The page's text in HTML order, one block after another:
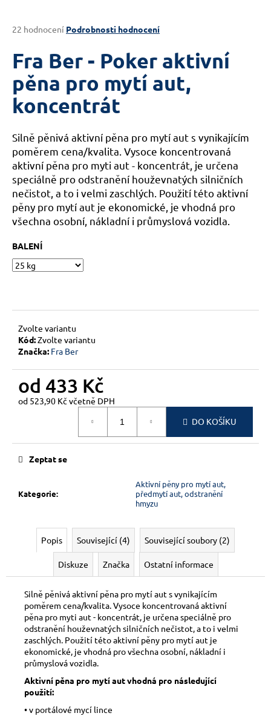
Průměrné
produktu
je
5
hvězdiček.
22 hodnocení Podrobnosti hodnocení
Fra Ber - Poker aktivní
pěna pro mytí aut,
koncentrát
Silně pěnivá aktivní pěna pro mytí aut s vynikajícím
poměrem cena/kvalita. Vysoce koncentrovaná
aktivní pěna pro myti aut - koncentrát, je určena
speciálně pro odstranění houževnatých silničních
nečistot, a to i velmi zaschlých. Použití této aktivní
pěny pro mytí aut je ekonomické, je vhodná pro
všechna osobní, nákladní i průmyslová vozidla.
BALENÍ
Zvolte variantu
Kód:Zvolte variantu
Značka: Fra Ber
od 433 Kč
od 523,90 Kč včetně DPH
DO KOŠÍKU
Kategorie:
Aktivní pěny pro mytí aut,
předmytí aut, odstranění
hmyzu
Zeptat se
Popis Související (4) Související soubory (2)
Diskuze Značka Ostatní informace
Silně pěnivá aktivní pěna pro mytí aut s vynikajícím
poměrem cena/kvalita. Vysoce koncentrovaná aktivní
pěna pro myti aut - koncentrát, je určena speciálně pro
odstranění houževnatých silničních nečistot, a to i velmi
zaschlých. Použití této aktivní pěny pro mytí aut je
ekonomické, je vhodná pro všechna osobní, nákladní i
průmyslová vozidla.
Aktivní pěna pro mytí aut vhodná pro následující
použití:
• v portálové mycí lince
j
t
?
HLEDAT
D
o
p
r
u
č
e
m
e